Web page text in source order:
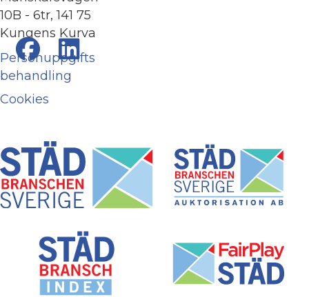
10B - 6tr, 141 75
Kungens Kurva
Personuppgifts
behandling
Cookies